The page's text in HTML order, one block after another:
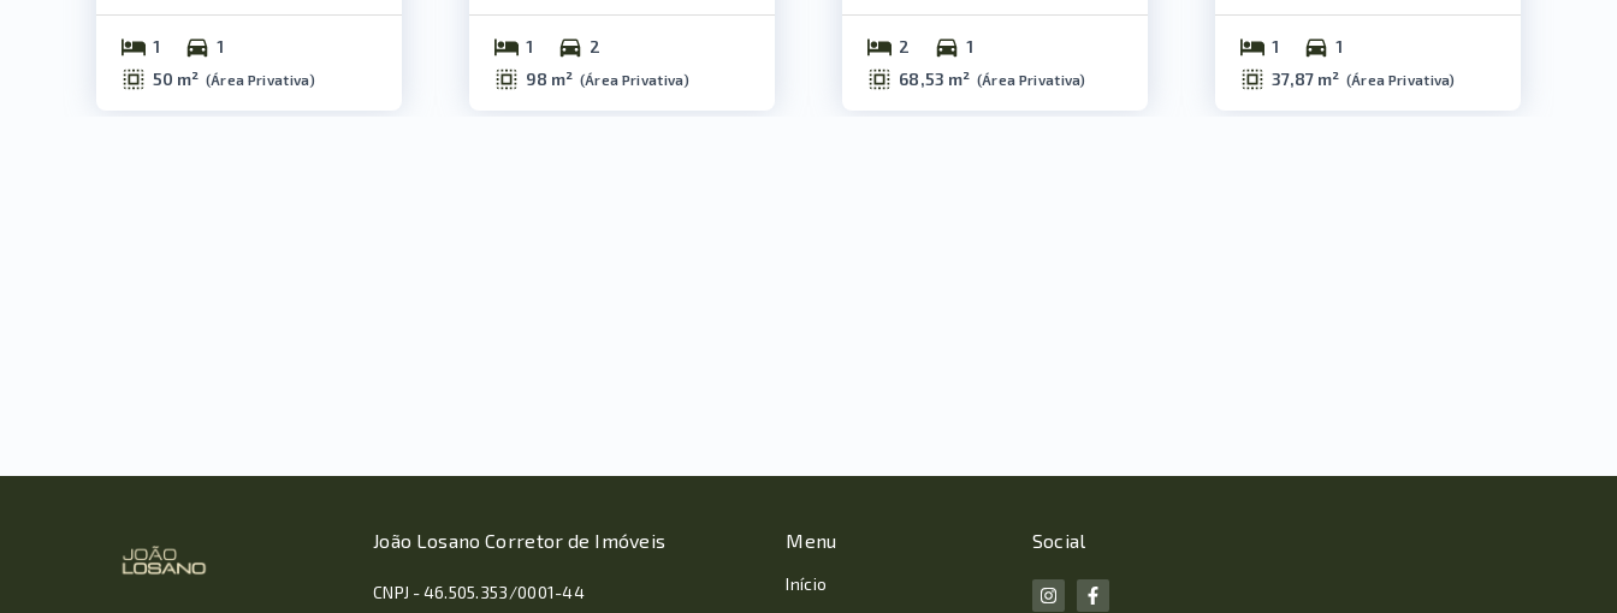
1
1
50 m² (Área Privativa)
1
2
98 m² (Área Privativa)
2
1
68,53 m² (Área Privativa)
1
1
37,87 m² (Área Privativa)
João Losano Corretor de Imóveis
CNPJ - 46.505.353/0001-44
Menu
Início
Social